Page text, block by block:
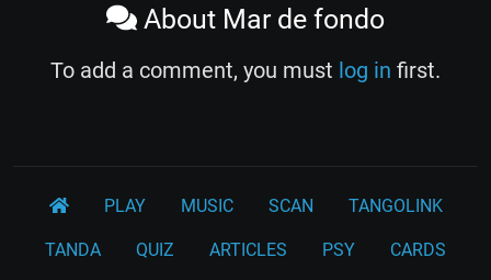
About Mar de fondo
To add a comment, you must log in first.
PLAY MUSIC SCAN TANGOLINK
TANDA QUIZ ARTICLES PSY CARDS